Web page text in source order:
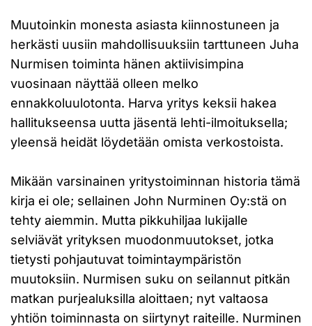
Muutoinkin monesta asiasta kiinnostuneen ja
herkästi uusiin mahdollisuuksiin tarttuneen Juha
Nurmisen toiminta hänen aktiivisimpina
vuosinaan näyttää olleen melko
ennakkoluulotonta. Harva yritys keksii hakea
hallitukseensa uutta jäsentä lehti-ilmoituksella;
yleensä heidät löydetään omista verkostoista.
Mikään varsinainen yritystoiminnan historia tämä
kirja ei ole; sellainen John Nurminen Oy:stä on
tehty aiemmin. Mutta pikkuhiljaa lukijalle
selviävät yrityksen muodonmuutokset, jotka
tietysti pohjautuvat toimintaympäristön
muutoksiin. Nurmisen suku on seilannut pitkän
matkan purjealuksilla aloittaen; nyt valtaosa
yhtiön toiminnasta on siirtynyt raiteille. Nurminen